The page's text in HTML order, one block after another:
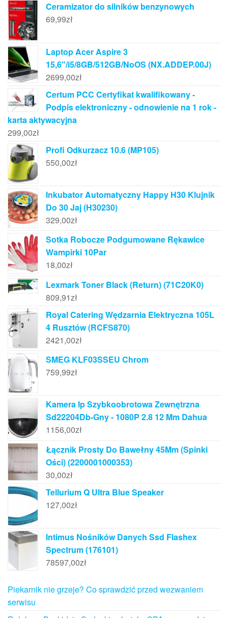
Ceramizator do silników benzynowych
69,99zł
Laptop Acer Aspire 3
15,6"/i5/8GB/512GB/NoOS (NX.ADDEP.00J)
2699,00zł
Certum PCC Certyfikat kwalifikowany -
Podpis elektroniczny - odnowienie na 1 rok -
karta aktywacyjna
299,00zł
Profi Odkurzacz 10.6 (MP105)
550,00zł
Inkubator Automatyczny Happy H30 Klujnik
Do 30 Jaj (H30230)
329,00zł
Sotka Robocze Podgumowane Rękawice
Wampirki 10Par
18,00zł
Lexmark Toner Black (Return) (71C20K0)
809,91zł
Royal Catering Wędzarnia Elektryczna 105L
4 Rusztów (RCFS870)
2421,00zł
SMEG KLF03SSEU Chrom
759,99zł
Kamera Ip Szybkoobrotowa Zewnętrzna
Sd22204Db-Gny - 1080P 2.8 12 Mm Dahua
1156,00zł
Łącznik Prosty Do Bawełny 45Mm (Spinki
Ości) (2200001000353)
30,00zł
Tellurium Q Ultra Blue Speaker
127,00zł
Intimus Nośników Danych Ssd Flashex
Spectrum (176101)
78597,00zł
Piekarnik nie grzeje? Co sprawdzić przed wezwaniem
serwisu